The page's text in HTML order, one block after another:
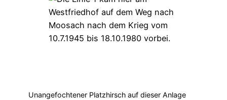
Unangefochtener Platzhirsch auf dieser Anlage